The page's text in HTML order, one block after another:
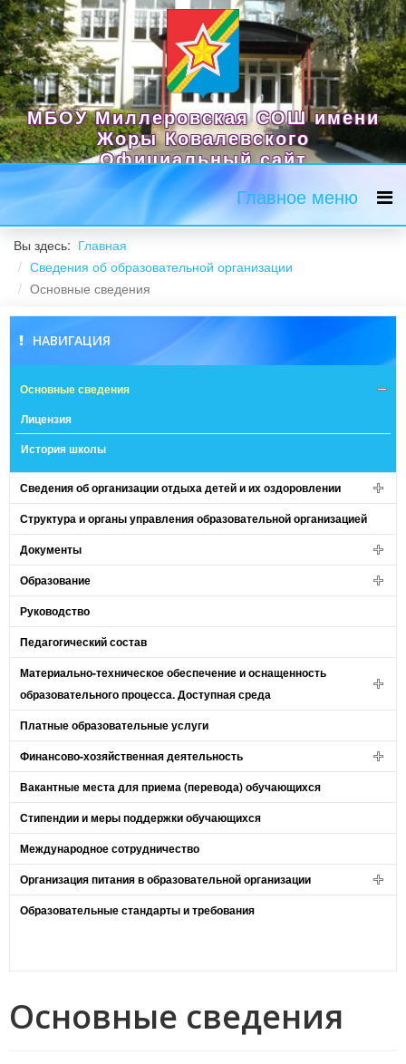
МБОУ Миллеровская СОШ имени
Жоры Ковалевского
Официальный сайт
Главное меню
Вы здесь: Главная
Сведения об образовательной организации
Основные сведения
НАВИГАЦИЯ
Основные сведения
Лицензия
История школы
Сведения об организации отдыха детей и их оздоровлении
Структура и органы управления образовательной организацией
Документы
Образование
Руководство
Педагогический состав
Материально-техническое обеспечение и оснащенность
образовательного процесса. Доступная среда
Платные образовательные услуги
Финансово-хозяйственная деятельность
Вакантные места для приема (перевода) обучающихся
Стипендии и меры поддержки обучающихся
Международное сотрудничество
Организация питания в образовательной организации
Образовательные стандарты и требования
Основные сведения